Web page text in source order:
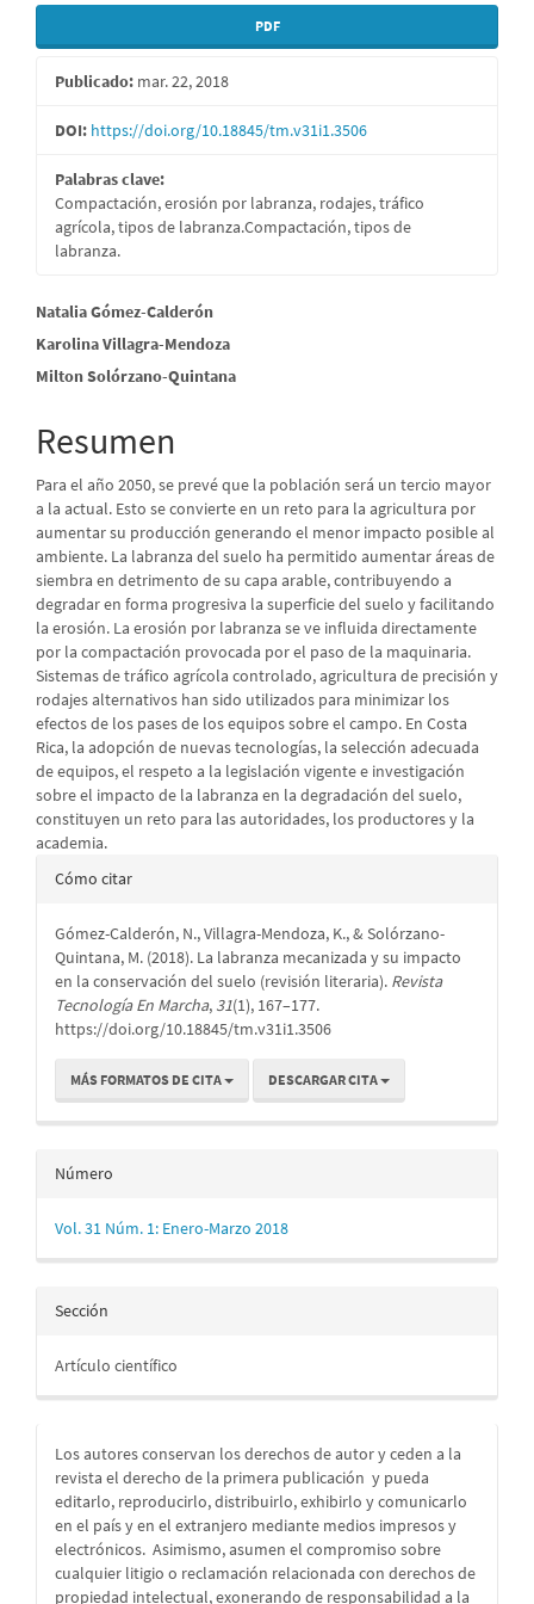
PDF
Publicado: mar. 22, 2018
DOI: https://doi.org/10.18845/tm.v31i1.3506
Palabras clave:
Compactación, erosión por labranza, rodajes, tráfico
agrícola, tipos de labranza.Compactación, tipos de
labranza.
Contenido
principal
del
artículo
Natalia Gómez-Calderón
Karolina Villagra-Mendoza
Milton Solórzano-Quintana
Resumen
Para el año 2050, se prevé que la población será un tercio mayor
a la actual. Esto se convierte en un reto para la agricultura por
aumentar su producción generando el menor impacto posible al
ambiente. La labranza del suelo ha permitido aumentar áreas de
siembra en detrimento de su capa arable, contribuyendo a
degradar en forma progresiva la superficie del suelo y facilitando
la erosión. La erosión por labranza se ve influida directamente
por la compactación provocada por el paso de la maquinaria.
Sistemas de tráfico agrícola controlado, agricultura de precisión y
rodajes alternativos han sido utilizados para minimizar los
efectos de los pases de los equipos sobre el campo. En Costa
Rica, la adopción de nuevas tecnologías, la selección adecuada
de equipos, el respeto a la legislación vigente e investigación
sobre el impacto de la labranza en la degradación del suelo,
constituyen un reto para las autoridades, los productores y la
academia.
Detalles
artículo
Cómo citar
Gómez-Calderón, N., Villagra-Mendoza, K., & Solórzano-
Quintana, M. (2018). La labranza mecanizada y su impacto
en la conservación del suelo (revisión literaria). Revista
Tecnología En Marcha, 31(1), 167–177.
https://doi.org/10.18845/tm.v31i1.3506
MÁS FORMATOS DE CITA DESCARGAR CITA
Número
Vol. 31 Núm. 1: Enero-Marzo 2018
Sección
Artículo científico
Los autores conservan los derechos de autor y ceden a la
revista el derecho de la primera publicación y pueda
editarlo, reproducirlo, distribuirlo, exhibirlo y comunicarlo
en el país y en el extranjero mediante medios impresos y
electrónicos. Asimismo, asumen el compromiso sobre
cualquier litigio o reclamación relacionada con derechos de
propiedad intelectual, exonerando de responsabilidad a la